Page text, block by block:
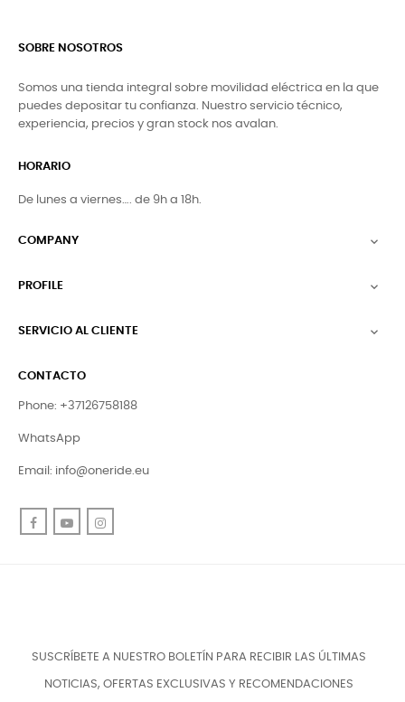
SOBRE NOSOTROS
Somos una tienda integral sobre movilidad eléctrica en la que
puedes depositar tu confianza. Nuestro servicio técnico,
experiencia, precios y gran stock nos avalan.
HORARIO
De lunes a viernes…. de 9h a 18h.
COMPANY 
PROFILE 
SERVICIO AL CLIENTE 
CONTACTO
Phone: +37126758188
WhatsApp
Email: info@oneride.eu
FacebookYouTube
SUSCRÍBETE A NUESTRO BOLETÍN PARA RECIBIR LAS ÚLTIMAS
NOTICIAS, OFERTAS EXCLUSIVAS Y RECOMENDACIONES